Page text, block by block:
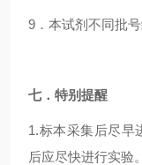
9．本试剂不同批号
七．特别提醒
1.标本采集后尽早
后应尽快进行实验